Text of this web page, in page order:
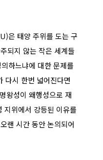
은 태양 주위를 도는 구
되지 않는 작은 세계들
하느냐에 대한 문제를
다시 한번 넓어진다면
왕성이 왜행성으로 재
지위에서 강등된 이유를
랜 시간 동안 논의되어